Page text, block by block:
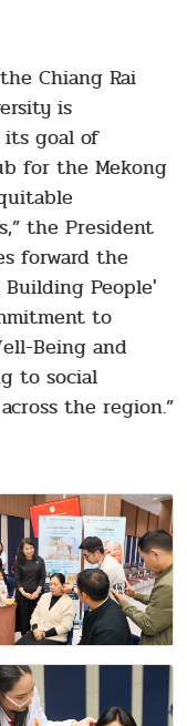
Chiang Rai
is
its goal of
for the Mekong
the President
forward the
People'
to
Being and
to social
the region.”